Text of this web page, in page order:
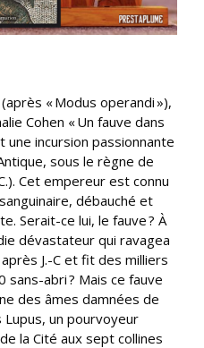
« Modus operandi »),
Cohen « Un fauve dans
une incursion passionnante
sous le règne de
Cet empereur est connu
débauché et
Serait-ce lui, le fauve ? À
dévastateur qui ravagea
J.-C et fit des milliers
abri ? Mais ce fauve
des âmes damnées de
Lupus, un pourvoyeur
la Cité aux sept collines